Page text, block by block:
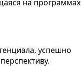
на программах
успешно